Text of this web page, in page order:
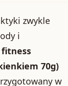
zwykle
i
fitness
70g)
w